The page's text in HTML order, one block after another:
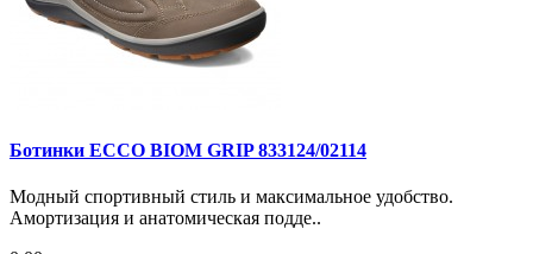
Ботинки ECCO BIOM GRIP 833124/02114
Модный спортивный стиль и максимальное удобство.
Амортизация и анатомическая подде..